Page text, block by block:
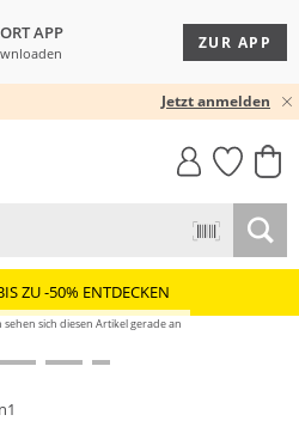
APP ZUR APP
Jetzt anmelden
MUST-HAVE
ZU -50% ENTDECKEN
sehen sich diesen Artikel gerade an